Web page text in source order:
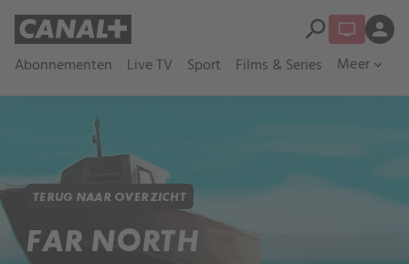
Abonnementen Live TV Sport Films & Series Meer expand_more
search person
TERUG NAAR OVERZICHT
FAR NORTH